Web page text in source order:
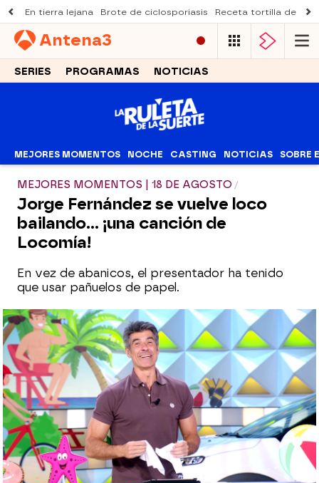
En tierra lejana Brote de ciclosporiasis Receta tortilla de
Antena3
SERIES PROGRAMAS NOTICIAS
MEJORES MOMENTOS NOCHE CASTING NOTICIAS SOBRE
MEJORES MOMENTOS | 18 DE AGOSTO
Jorge Fernández se vuelve loco
bailando... ¡una canción de
Locomía!
En vez de abanicos, el presentador ha tenido
que usar pañuelos de papel.
antena3.com
Madrid
Publicado:18 de agosto de 2021, 14:31